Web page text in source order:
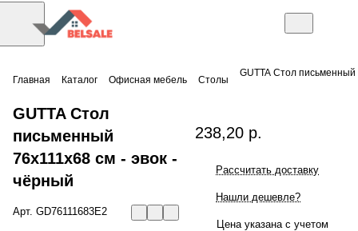
Главная Каталог Офисная мебель Столы
GUTTA Стол письменный
GUTTA Стол
письменный
76х111х68 см - эвок -
чёрный
Арт. GD76111683E2
238,20 р.
Рассчитать доставку
Нашли дешевле?
Цена указана с учетом